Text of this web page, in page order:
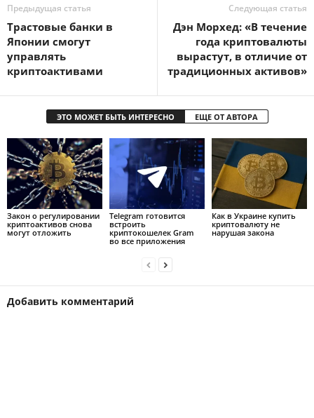
Предыдущая статья
Трастовые банки в
Японии смогут
управлять
криптоактивами
Следующая статья
Дэн Морхед: «В течение
года криптовалюты
вырастут, в отличие от
традиционных активов»
ЭТО МОЖЕТ БЫТЬ ИНТЕРЕСНО ЕЩЕ ОТ АВТОРА
Закон о регулировании
криптоактивов снова
могут отложить
Telegram готовится
встроить
криптокошелек Gram
во все приложения
Как в Украине купить
криптовалюту не
нарушая закона
Добавить комментарий